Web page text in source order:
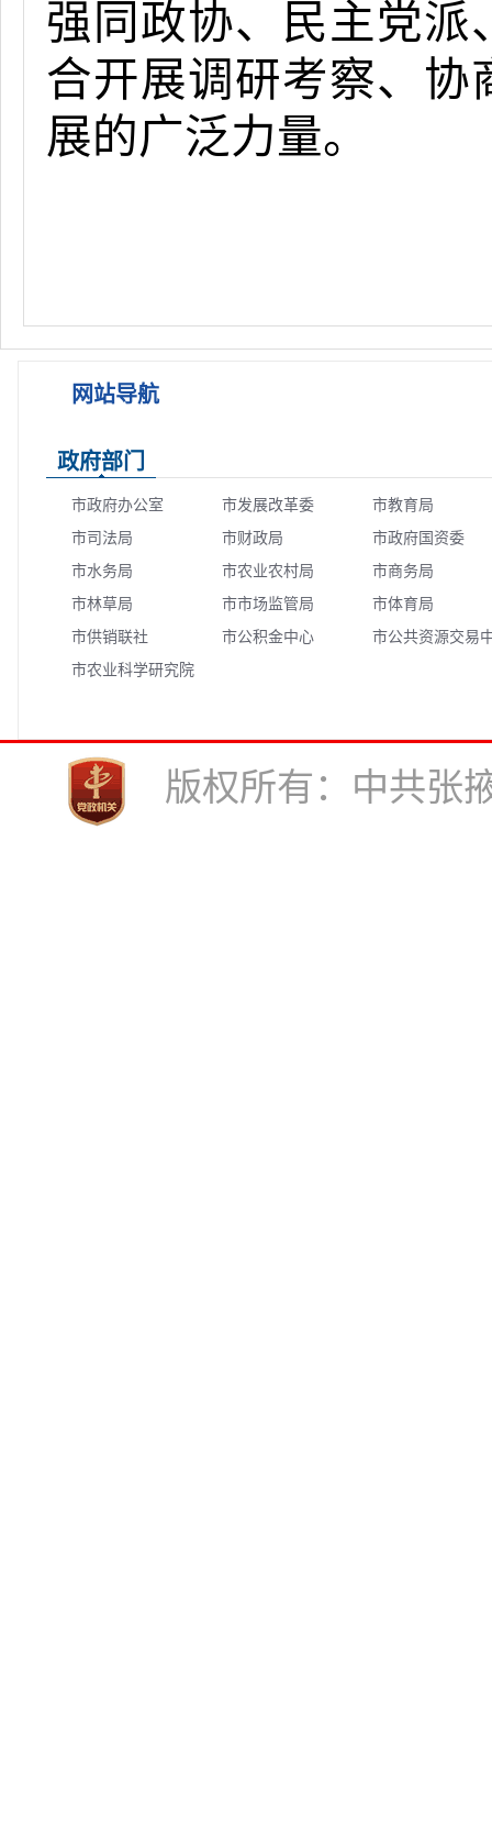
强同政协、民主党派
合开展调研考察、协
展的广泛力量。
网站导航
政府部门
市政府办公室 市发展改革委
市教育局
市司法局
市财政局
市政府国资委
市水务局
市农业农村局
市商务局
市林草局
市市场监管局
市体育局
市供销联社
市公积金中心
市公共资源交易
市农业科学研究院
版权所有：中共张